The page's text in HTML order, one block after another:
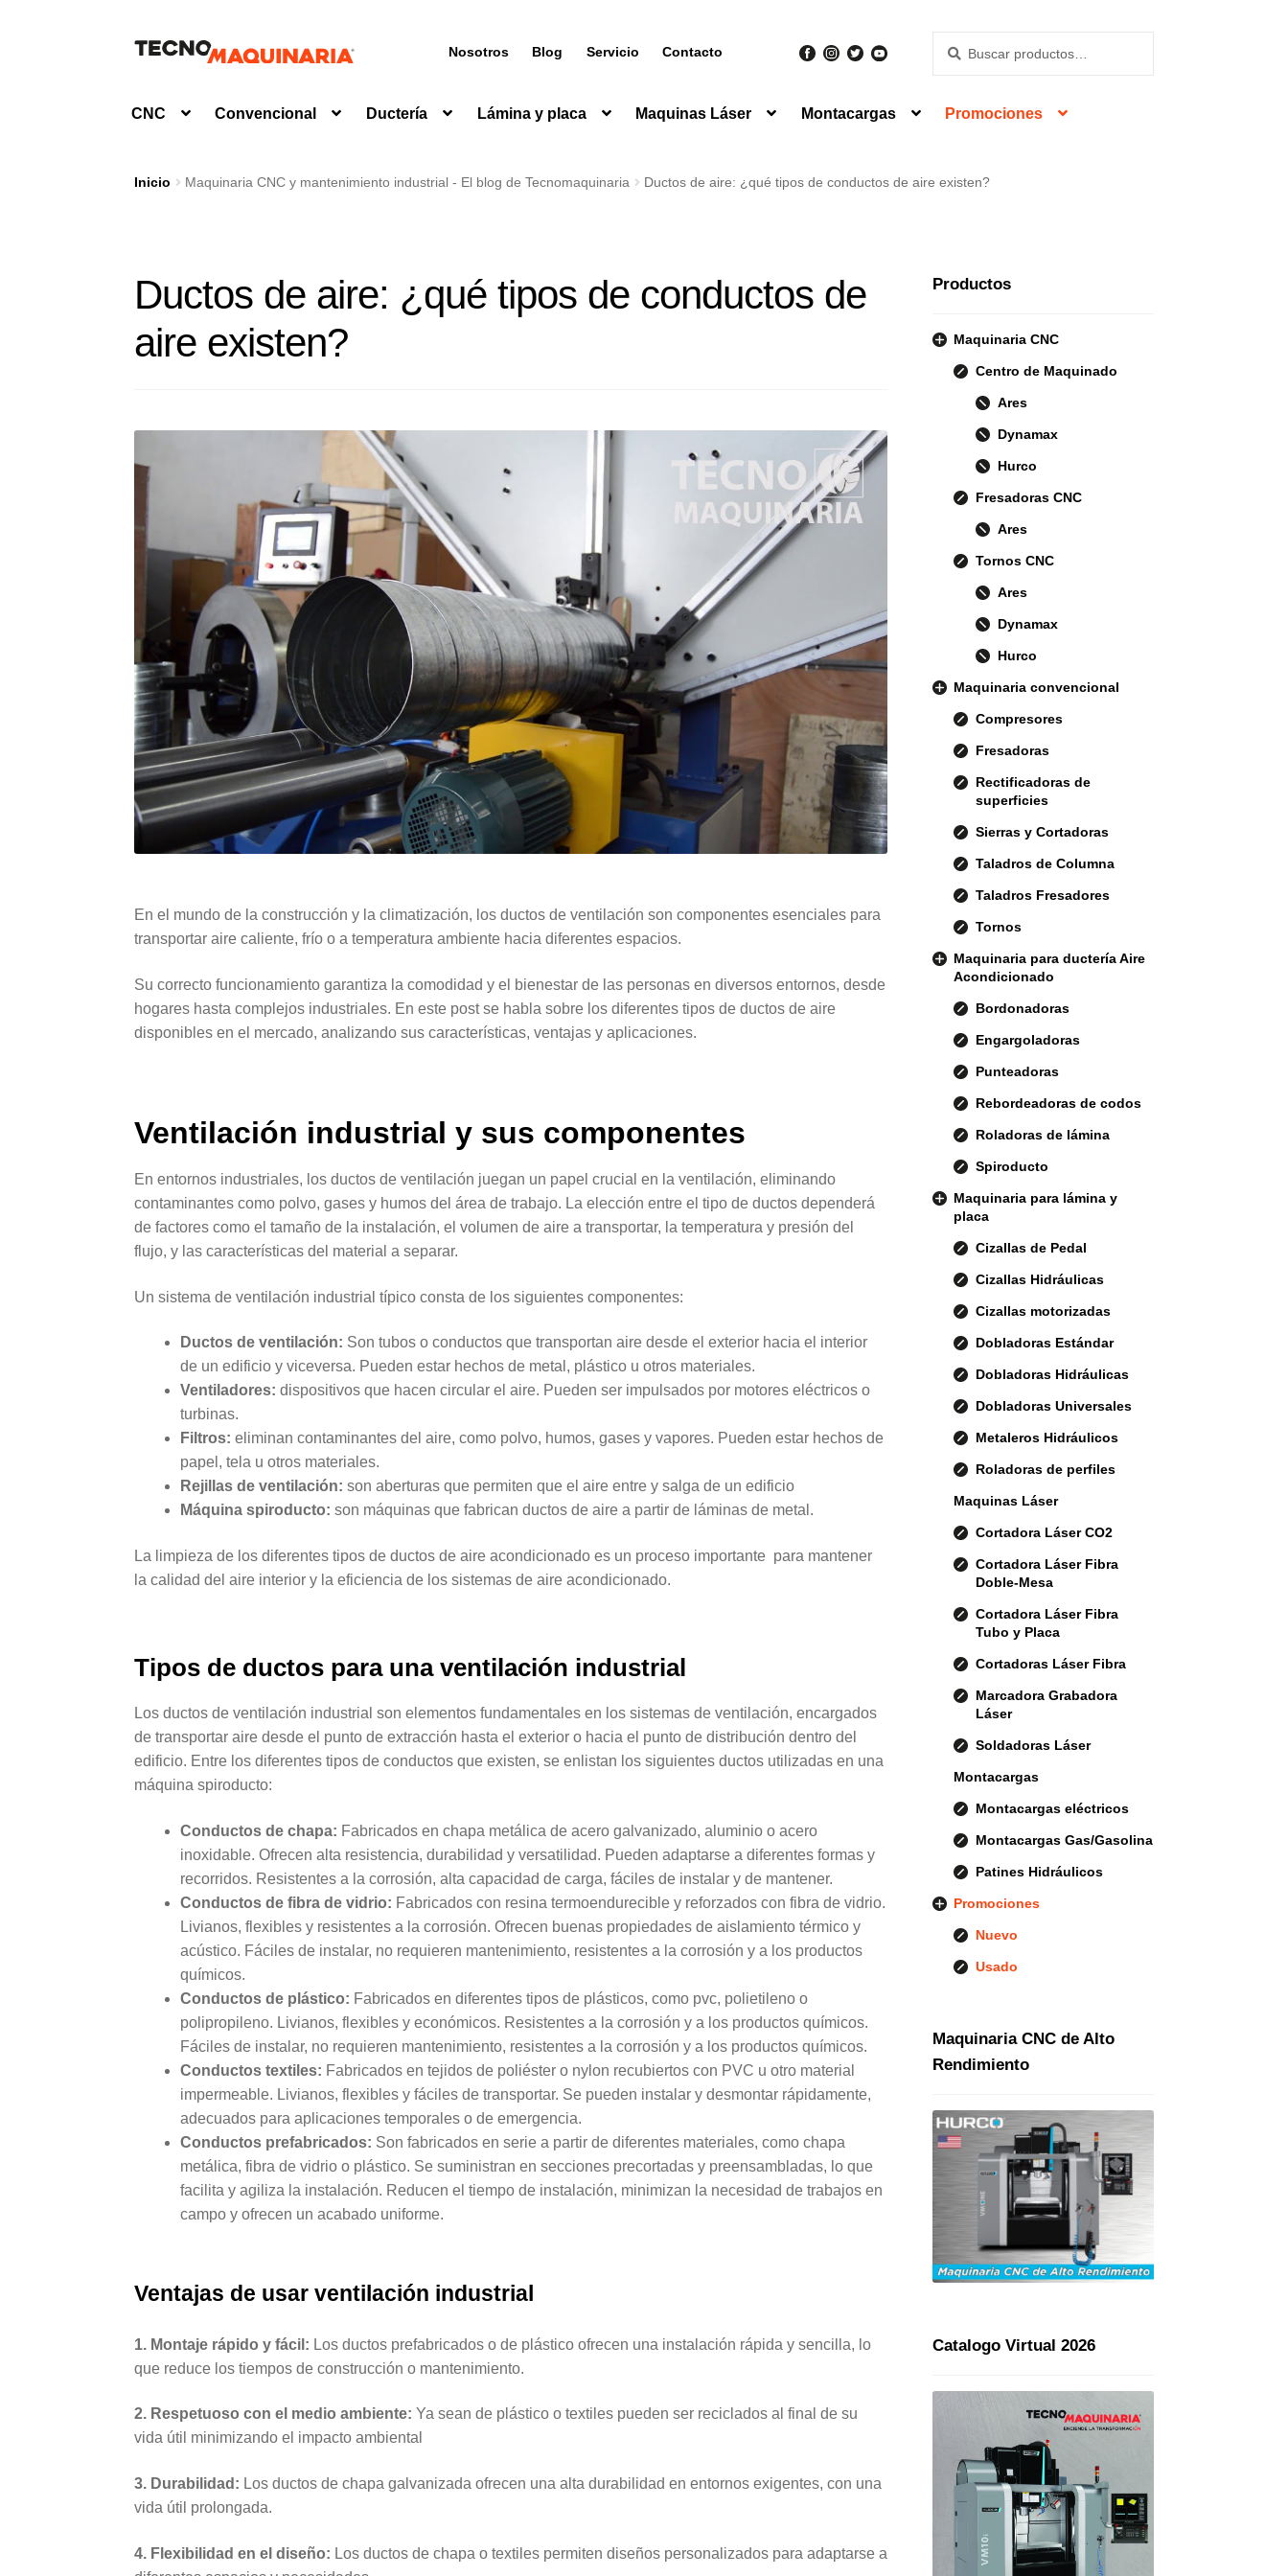
navegación
Nosotros Blog Servicio Contacto
por:
CNC Convencional Ductería Lámina y placa Maquinas Láser Montacargas Promociones
Inicio Maquinaria CNC y mantenimiento industrial - El blog de Tecnomaquinaria Ductos de aire: ¿qué tipos de conductos de aire existen?
Ductos de aire: ¿qué tipos de conductos de
aire existen?
En el mundo de la construcción y la climatización, los ductos de ventilación son componentes esenciales para
transportar aire caliente, frío o a temperatura ambiente hacia diferentes espacios.
Su correcto funcionamiento garantiza la comodidad y el bienestar de las personas en diversos entornos, desde
hogares hasta complejos industriales. En este post se habla sobre los diferentes tipos de ductos de aire
disponibles en el mercado, analizando sus características, ventajas y aplicaciones.
Ventilación industrial y sus componentes
En entornos industriales, los ductos de ventilación juegan un papel crucial en la ventilación, eliminando
contaminantes como polvo, gases y humos del área de trabajo. La elección entre el tipo de ductos dependerá
de factores como el tamaño de la instalación, el volumen de aire a transportar, la temperatura y presión del
flujo, y las características del material a separar.
Un sistema de ventilación industrial típico consta de los siguientes componentes:
Ductos de ventilación: Son tubos o conductos que transportan aire desde el exterior hacia el interior
de un edificio y viceversa. Pueden estar hechos de metal, plástico u otros materiales.
Ventiladores: dispositivos que hacen circular el aire. Pueden ser impulsados por motores eléctricos o
turbinas.
Filtros: eliminan contaminantes del aire, como polvo, humos, gases y vapores. Pueden estar hechos de
papel, tela u otros materiales.
Rejillas de ventilación:son aberturas que permiten que el aire entre y salga de un edificio
Máquina spiroducto: son máquinas que fabrican ductos de aire a partir de láminas de metal.
La limpieza de los diferentes tipos de ductos de aire acondicionado es un proceso importante para mantener
la calidad del aire interior y la eficiencia de los sistemas de aire acondicionado.
Tipos de ductos para una ventilación industrial
Los ductos de ventilación industrial son elementos fundamentales en los sistemas de ventilación, encargados
de transportar aire desde el punto de extracción hasta el exterior o hacia el punto de distribución dentro del
edificio. Entre los diferentes tipos de conductos que existen, se enlistan los siguientes ductos utilizadas en una
máquina spiroducto:
Conductos de chapa: Fabricados en chapa metálica de acero galvanizado, aluminio o acero
inoxidable. Ofrecen alta resistencia, durabilidad y versatilidad. Pueden adaptarse a diferentes formas y
recorridos. Resistentes a la corrosión, alta capacidad de carga, fáciles de instalar y de mantener.
Conductos de fibra de vidrio: Fabricados con resina termoendurecible y reforzados con fibra de vidrio.
Livianos, flexibles y resistentes a la corrosión. Ofrecen buenas propiedades de aislamiento térmico y
acústico. Fáciles de instalar, no requieren mantenimiento, resistentes a la corrosión y a los productos
químicos.
Conductos de plástico: Fabricados en diferentes tipos de plásticos, como pvc, polietileno o
polipropileno. Livianos, flexibles y económicos. Resistentes a la corrosión y a los productos químicos.
Fáciles de instalar, no requieren mantenimiento, resistentes a la corrosión y a los productos químicos.
Conductos textiles: Fabricados en tejidos de poliéster o nylon recubiertos con PVC u otro material
impermeable. Livianos, flexibles y fáciles de transportar. Se pueden instalar y desmontar rápidamente,
adecuados para aplicaciones temporales o de emergencia.
Conductos prefabricados: Son fabricados en serie a partir de diferentes materiales, como chapa
metálica, fibra de vidrio o plástico. Se suministran en secciones precortadas y preensambladas, lo que
facilita y agiliza la instalación. Reducen el tiempo de instalación, minimizan la necesidad de trabajos en
campo y ofrecen un acabado uniforme.
Ventajas de usar ventilación industrial
1. Montaje rápido y fácil: Los ductos prefabricados o de plástico ofrecen una instalación rápida y sencilla, lo
que reduce los tiempos de construcción o mantenimiento.
2. Respetuoso con el medio ambiente:Ya sean de plástico o textiles pueden ser reciclados al final de su
vida útil minimizando el impacto ambiental
3. Durabilidad: Los ductos de chapa galvanizada ofrecen una alta durabilidad en entornos exigentes, con una
vida útil prolongada.
4. Flexibilidad en el diseño: Los ductos de chapa o textiles permiten diseños personalizados para adaptarse a
Productos
Maquinaria CNC
Centro de Maquinado
Ares
Dynamax
Hurco
Fresadoras CNC
Ares
Tornos CNC
Ares
Dynamax
Hurco
Maquinaria convencional
Compresores
Fresadoras
Rectificadoras de
superficies
Sierras y Cortadoras
Taladros de Columna
Taladros Fresadores
Tornos
Maquinaria para ductería Aire
Acondicionado
Bordonadoras
Engargoladoras
Punteadoras
Rebordeadoras de codos
Roladoras de lámina
Spiroducto
Maquinaria para lámina y
placa
Cizallas de Pedal
Cizallas Hidráulicas
Cizallas motorizadas
Dobladoras Estándar
Dobladoras Hidráulicas
Dobladoras Universales
Metaleros Hidráulicos
Roladoras de perfiles
Maquinas Láser
Cortadora Láser CO2
Cortadora Láser Fibra
Doble-Mesa
Cortadora Láser Fibra
Tubo y Placa
Cortadoras Láser Fibra
Marcadora Grabadora
Láser
Soldadoras Láser
Montacargas
Montacargas eléctricos
Montacargas Gas/Gasolina
Patines Hidráulicos
Promociones
Nuevo
Usado
Maquinaria CNC de Alto
Rendimiento
Catalogo Virtual 2026